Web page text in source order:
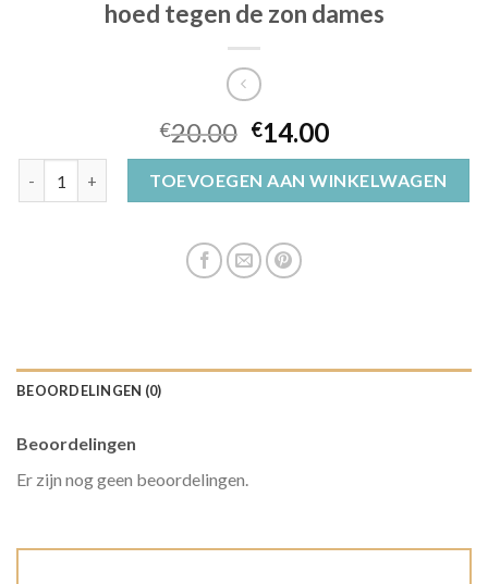
hoed tegen de zon dames
€20.00 €14.00
TOEVOEGEN AAN WINKELWAGEN
BEOORDELINGEN (0)
Beoordelingen
Er zijn nog geen beoordelingen.